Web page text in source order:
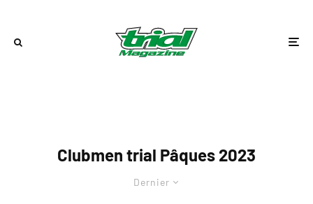
Clubmen trial Pâques 2023
Dernier